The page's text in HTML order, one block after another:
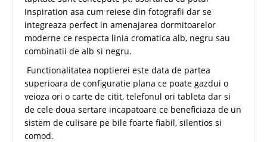
Inspiration asa cum reiese din fotografii dar se
integreaza perfect in amenajarea dormitoarelor
moderne ce respecta linia cromatica alb, negru sau
combinatii de alb si negru.
Functionalitatea noptierei este data de partea
superioara de configuratie plana ce poate gazdui o
veioza ori o carte de citit, telefonul ori tableta dar si
de cele doua sertare incapatoare ce beneficiaza de un
sistem de culisare pe bile foarte fiabil, silentios si
comod.